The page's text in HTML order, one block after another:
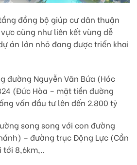
đồng bộ giúp cư dân thuận
cũng như liên kết vùng dễ
án lớn nhỏ đang được triển khai
đường Nguyễn Văn Bứa (Hóc
(Đức Hòa – mặt tiền đường
vốn đầu tư lên đến 2.800 tỷ
song song với con đường
– đường trục Động Lực (Cần
tới 8,6km,..